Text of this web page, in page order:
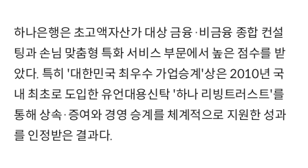
하나은행은 초고액자산가 대상 금융·비금융 종합 컨설
팅과 손님 맞춤형 특화 서비스 부문에서 높은 점수를 받
았다. 특히 '대한민국 최우수 가업승계'상은 2010년 국
내 최초로 도입한 유언대용신탁 '하나 리빙트러스트'를
통해 상속·증여와 경영 승계를 체계적으로 지원한 성과
를 인정받은 결과다.